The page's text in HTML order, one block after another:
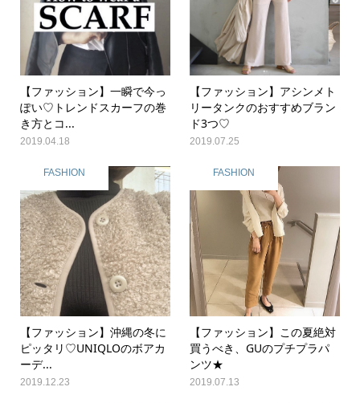
【ファッション】一瞬で今っ
ぽい♡トレンドスカーフの巻
き方とコ...
2019.04.18
【ファッション】アシンメト
リータンクのおすすめブラン
ド3つ♡
2019.07.25
FASHION
【ファッション】沖縄の冬に
ピッタリ♡UNIQLOのボアカ
ーデ...
2019.12.23
FASHION
【ファッション】この夏絶対
買うべき、GUのプチプラパ
ンツ★
2019.07.13